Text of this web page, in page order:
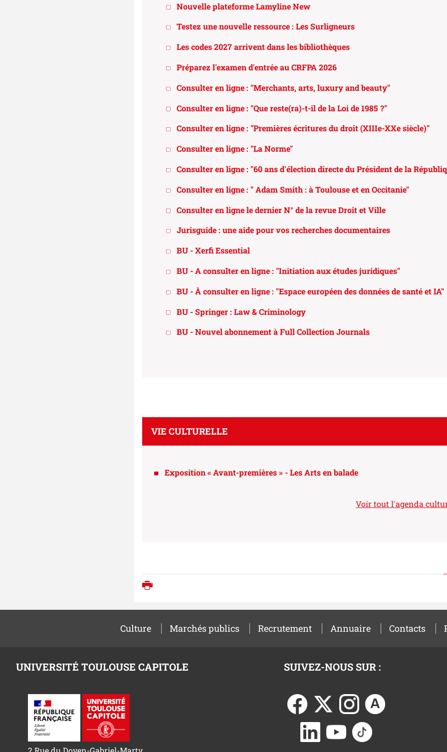
Nouvelle plateforme Lamyline New
Testez une nouvelle ressource : Les Surligneurs
Les codes 2027 arrivent dans les bibliothèques
Préparez l'examen d'entrée au CRFPA 2026
Consulter en ligne : "Merchants, arts, luxury and beauty"
Consulter en ligne : "Que reste(ra)-t-il de la Loi de 1985 ?"
Consulter en ligne : "Premières écritures du droit (XIIIe-XXe siècle)"
Consulter en ligne : "La Norme"
Consulter en ligne : "60 ans d'élection directe du Président de la
Consulter en ligne : " Adam Smith : à Toulouse et en Occitanie"
Consulter en ligne le dernier N° de la revue Droit et Ville
Jurisguide : une aide pour vos recherches documentaires
BU - Xerfi Essential
BU - A consulter en ligne : "Initiation aux études juridiques"
BU - À consulter en ligne : "Espace européen des données de santé et IA"
BU - Springer : Law & Criminology
BU - Nouvel abonnement à Full Collection Journals
VIE CULTURELLE
Exposition « Avant-premières » - Les Arts en balade
Voir tout l'agenda
Culture Marchés publics Recrutement Annuaire Contacts
UNIVERSITÉ TOULOUSE CAPITOLE SUIVEZ-NOUS SUR :